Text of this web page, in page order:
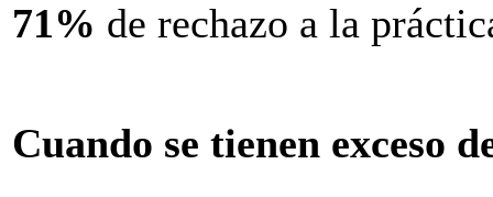
71% de rechazo a la
Cuando se tienen exceso